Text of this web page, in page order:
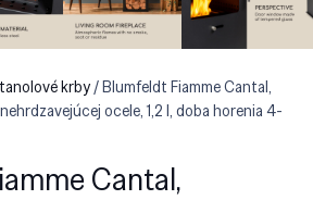
krby/ Blumfeldt Fiamme Cantal,
ocele, 1,2 l, doba horenia 4-
Cantal,